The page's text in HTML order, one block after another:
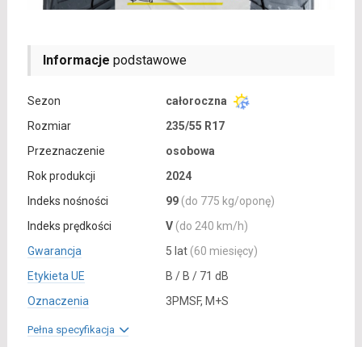
Informacje podstawowe
Sezon
całoroczna
Rozmiar
235/55 R17
Przeznaczenie
osobowa
Rok produkcji
2024
Indeks nośności
99 (do 775 kg/oponę)
Indeks prędkości
V (do 240 km/h)
Gwarancja
5 lat (60 miesięcy)
Etykieta UE
B / B / 71 dB
Oznaczenia
3PMSF, M+S
Pełna specyfikacja